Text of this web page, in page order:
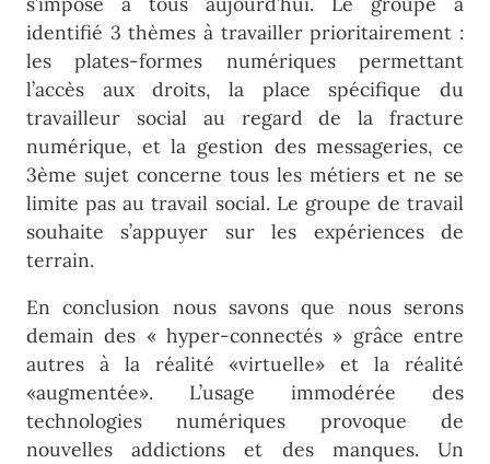
identifié 3 thèmes à travailler prioritairement :
les plates-formes numériques permettant
l’accès aux droits, la place spécifique du
travailleur social au regard de la fracture
numérique, et la gestion des messageries, ce
3ème sujet concerne tous les métiers et ne se
limite pas au travail social. Le groupe de travail
souhaite s’appuyer sur les expériences de
terrain.
En conclusion nous savons que nous serons
demain des « hyper-connectés » grâce entre
autres à la réalité «virtuelle» et la réalité
«augmentée». L’usage immodérée des
technologies numériques provoque de
nouvelles addictions et des manques. Un